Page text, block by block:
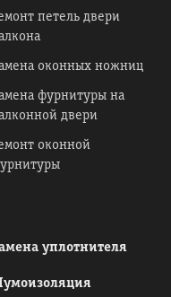
петель двери
оконных ножниц
фурнитуры на
двери
оконной
уплотнителя